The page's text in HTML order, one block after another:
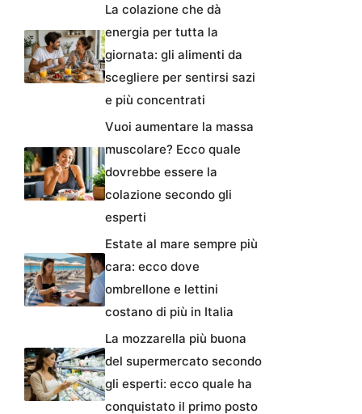
La colazione che dà
energia per tutta la
giornata: gli alimenti da
scegliere per sentirsi sazi
e più concentrati
Vuoi aumentare la massa
muscolare? Ecco quale
dovrebbe essere la
colazione secondo gli
esperti
Estate al mare sempre più
cara: ecco dove
ombrellone e lettini
costano di più in Italia
La mozzarella più buona
del supermercato secondo
gli esperti: ecco quale ha
conquistato il primo posto